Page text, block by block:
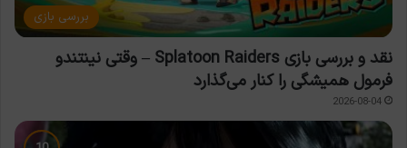
بررسی بازی
نقد و بررسی بازی Splatoon Raiders – وقتی نینتندو
فرمول همیشگی را کنار می‌گذارد
2026-08-04